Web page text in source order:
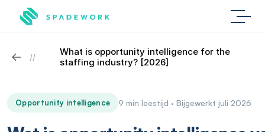
//
What is opportunity intelligence for the
staffing industry? [2026]
Opportunity intelligence 9 min leestijd · Bijgewerkt juli 2026